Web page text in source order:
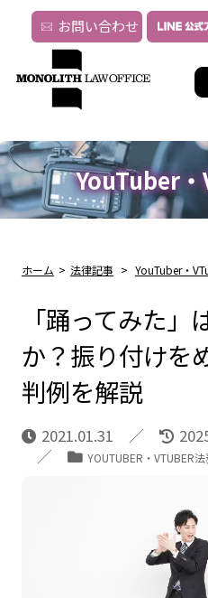
お問い合わせ
YouTuber
ホーム > 法律記事 > YouTuber・
「踊ってみた
か？振り付けを
判例を解説
2021.01.31
YOUTUBER・VTUBER